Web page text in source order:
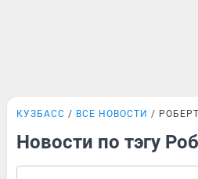
КУЗБАСС ВСЕ НОВОСТИ
Новости по тэгу